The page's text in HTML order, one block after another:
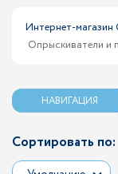
Интернет-
Опрыскиватели и
НАВИГАЦИЯ
Сортировать по: